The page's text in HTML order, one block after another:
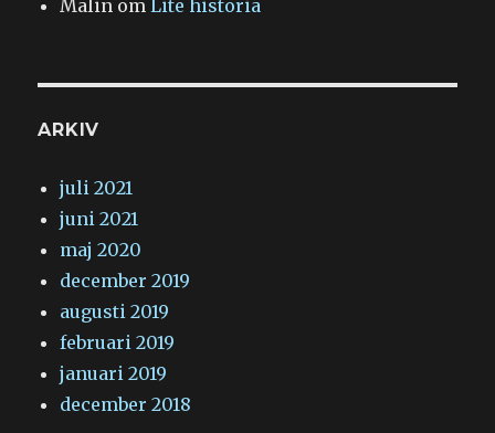
Malin omLite historia
ARKIV
juli 2021
juni 2021
maj 2020
december 2019
augusti 2019
februari 2019
januari 2019
december 2018